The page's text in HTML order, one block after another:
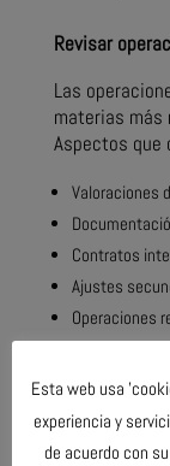
Revisar
Las
materias más
Aspectos que
Valoraciones
Contratos
Ajustes
Operaciones
(BINs)
Aunque
Esta web usa
experiencia y
de acuerdo con